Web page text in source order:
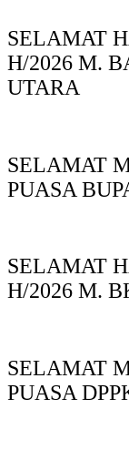
SELAMAT
H/2026 M.
UTARA
SELAMAT
PUASA
SELAMAT
H/2026 M.
SELAMAT
PUASA